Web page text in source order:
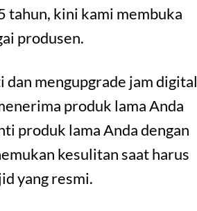
tahun, kini kami membuka
produsen.
dan mengupgrade jam digital
produk lama Anda
produk lama Anda dengan
kesulitan saat harus
yang resmi.